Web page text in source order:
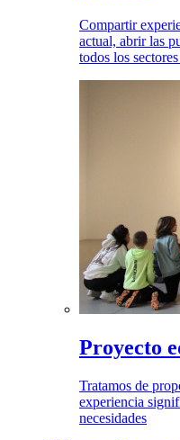
Compartir
actual, abrir las
todos los
Proyecto
Tratamos de
experiencia
necesidades